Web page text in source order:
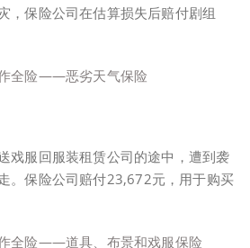
，保险公司在估算损失后赔付剧组
全险——恶劣天气保险
戏服回服装租赁公司的途中，遭到袭
。保险公司赔付23,672元，用于购买
全险——道具、布景和戏服保险